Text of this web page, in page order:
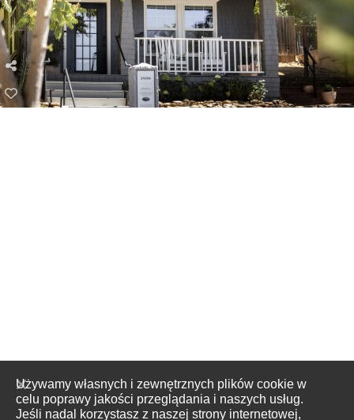
Używamy własnych i zewnętrznych plików cookie w
celu poprawy jakości przeglądania i naszych usług.
Jeśli nadal korzystasz z naszej strony internetowej,